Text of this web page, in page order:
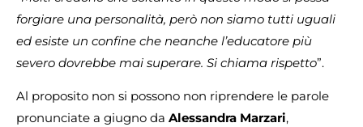
forgiare una personalità, però non siamo tutti uguali
ed esiste un confine che neanche l’educatore più
severo dovrebbe mai superare. Si chiama rispetto”.
Al proposito non si possono non riprendere le parole
pronunciate a giugno da Alessandra Marzari,